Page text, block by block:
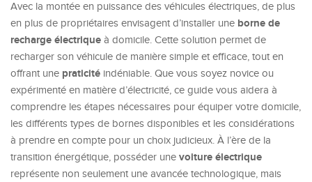
Avec la montée en puissance des véhicules électriques, de plus
en plus de propriétaires envisagent d’installer une borne de
recharge électrique à domicile. Cette solution permet de
recharger son véhicule de manière simple et efficace, tout en
offrant une praticité indéniable. Que vous soyez novice ou
expérimenté en matière d’électricité, ce guide vous aidera à
comprendre les étapes nécessaires pour équiper votre domicile,
les différents types de bornes disponibles et les considérations
à prendre en compte pour un choix judicieux. À l’ère de la
transition énergétique, posséder une voiture électrique
représente non seulement une avancée technologique, mais